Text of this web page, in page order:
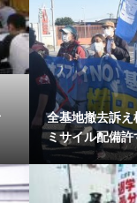
全基地撤去訴
ミサイル配備許